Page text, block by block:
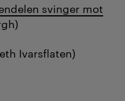
svinger mot
Ivarsflaten)